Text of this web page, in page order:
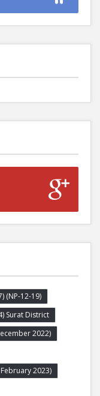
(NP-12-19)
Surat District
2022)
2023)